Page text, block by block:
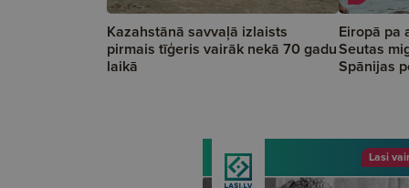
Kazahstānā savvaļā izlaists
pirmais tīģeris vairāk nekā 70 gadu
laikā
Eiropā pa
Seutas
Spānijas